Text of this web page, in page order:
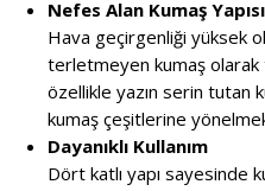
Nefes Alan Kumaş Yapısı
Hava geçirgenliği yüksek
terletmeyen kumaş olarak
özellikle yazın serin tutan
kumaş çeşitlerine
Dayanıklı Kullanım
Dört katlı yapı sayesinde